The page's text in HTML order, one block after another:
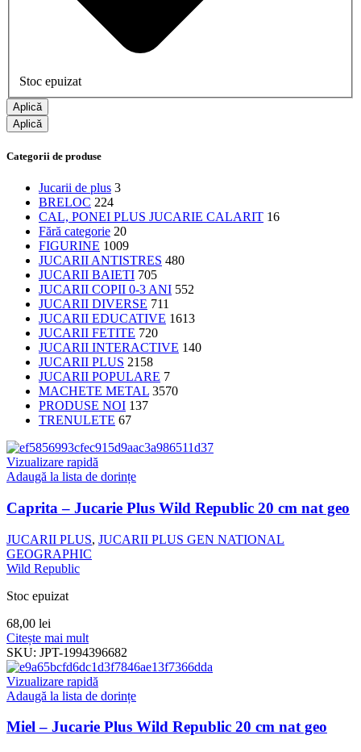
Stoc epuizat
Aplică
Aplică
Categorii de produse
Jucarii de plus 3
BRELOC 224
CAL, PONEI PLUS JUCARIE CALARIT 16
Fără categorie 20
FIGURINE 1009
JUCARII ANTISTRES 480
JUCARII BAIETI 705
JUCARII COPII 0-3 ANI 552
JUCARII DIVERSE 711
JUCARII EDUCATIVE 1613
JUCARII FETITE 720
JUCARII INTERACTIVE 140
JUCARII PLUS 2158
JUCARII POPULARE 7
MACHETE METAL 3570
PRODUSE NOI 137
TRENULETE 67
Vizualizare rapidă
Adaugă la lista de dorințe
Caprita – Jucarie Plus Wild Republic 20 cm nat geo
JUCARII PLUS, JUCARII PLUS GEN NATIONAL
GEOGRAPHIC
Wild Republic
Stoc epuizat
68,00 lei
Citește mai mult
SKU: JPT-1994396682
Vizualizare rapidă
Adaugă la lista de dorințe
Miel – Jucarie Plus Wild Republic 20 cm nat geo